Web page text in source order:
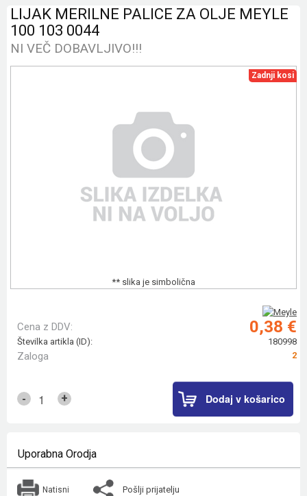
LIJAK MERILNE PALICE ZA OLJE MEYLE
100 103 0044
NI VEČ DOBAVLJIVO!!!
Zadnji kosi
** slika je simbolična
Cena z DDV: 0,38 €
Številka artikla (ID): 180998
Zaloga 2
- + Dodaj v košarico
Uporabna Orodja
Natisni Pošlji prijatelju